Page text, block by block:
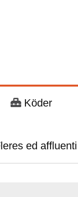
Köder
ed affluenti